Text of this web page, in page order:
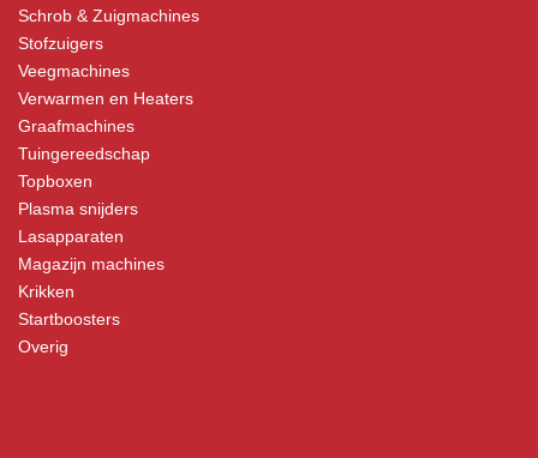
Schrob & Zuigmachines
Stofzuigers
Veegmachines
Verwarmen en Heaters
Graafmachines
Tuingereedschap
Topboxen
Plasma snijders
Lasapparaten
Magazijn machines
Krikken
Startboosters
Overig